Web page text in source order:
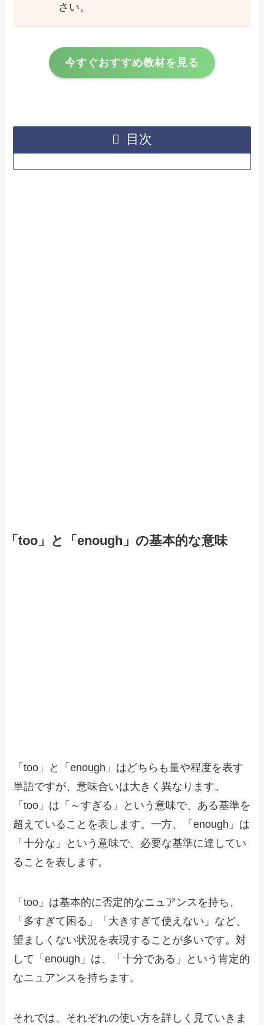
さい。
今すぐおすすめ教材を見る
目次
「too」と「enough」の基本的な意味
「too」と「enough」はどちらも量や程度を表す
単語ですが、意味合いは大きく異なります。
「too」は「～すぎる」という意味で、ある基準を
超えていることを表します。一方、「enough」は
「十分な」という意味で、必要な基準に達してい
ることを表します。
「too」は基本的に否定的なニュアンスを持ち、
「多すぎて困る」「大きすぎて使えない」など、
望ましくない状況を表現することが多いです。対
して「enough」は、「十分である」という肯定的
なニュアンスを持ちます。
それでは、それぞれの使い方を詳しく見ていきま